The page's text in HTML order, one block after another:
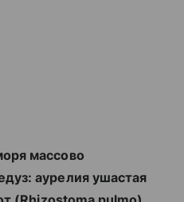
массово
аурелия ушастая